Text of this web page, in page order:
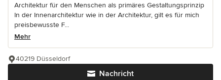
Architektur für den Menschen als primäres Gestaltungsprinzip
In der Innenarchitektur wie in der Architektur, gilt es für mich
preisbewusste F...
Mehr
Nachricht
40219 Düsseldorf